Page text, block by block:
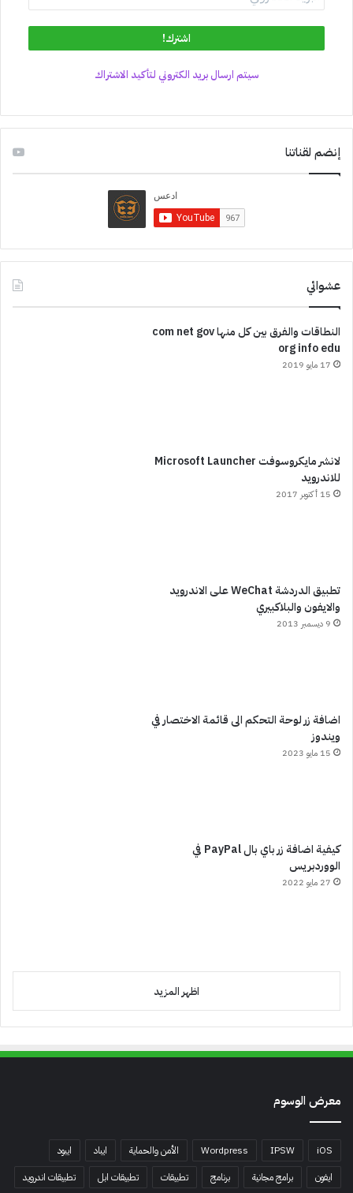
سيتم ارسال بريد الكتروني لتأكيد الاشتراك
إنضم لقناتنا
عشوائي
النطاقات والفرق بين كل منها com net gov
org info edu
17 مايو 2019
لانشر مايكروسوفت Microsoft Launcher
للاندرويد
15 أكتوبر 2017
تطبيق الدردشة WeChat على الاندرويد
والايفون والبلاكبيري
9 ديسمبر 2013
اضافة زر لوحة التحكم الى قائمة الاختصار في
ويندوز
15 مايو 2023
كيفية اضافة زر باي بال PayPal في
الووردبريس
27 مايو 2022
اظهر المزيد
معرض الوسوم
iOS
IPSW
Wordpress الأمن والحماية ايباد
ايبود
ايفون
برامج مجانية برنامج تطبيقات تطبيقات ابل تطبيقات اندرويد